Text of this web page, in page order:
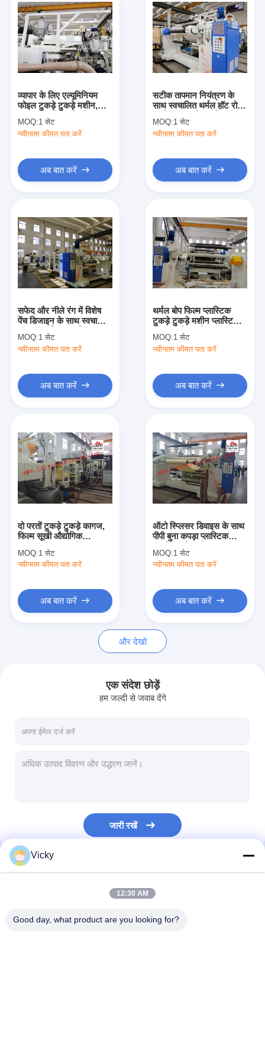
उत्पादों
हमारे बारे में
कारखाना भ्रमण
संपर्क करें
बाहर निकालना कोटिंग फाड़ना मशीन
एक्सट्रूज़न लैमिनेटिंग मशीन
फिल्म laminating मशीन
प्लास्टिक फाड़ना मशीन
एक्सट्रूज़न कोटिंग मशीन
पेपर कोटिंग मशीन
डबल पक्षीय Laminating मशीन
पिघल उड़ा कपड़ा मशीन
व्यापार के लिए एल्यूमिनियम
फोइल टुकड़े टुकड़े मशीन,
380V टुकड़े टुकड़े शीट
रोलिंग मशीन
MOQ:1 सेट
नवीनतम कीमत पता करें
अब बात करें
सटीक तापमान नियंत्रण के
साथ स्वचालित थर्मल हॉट रोल
प्लास्टिक टुकड़े टुकड़े मशीन
MOQ:1 सेट
नवीनतम कीमत पता करें
अब बात करें
सफेद और नीले रंग में विशेष
पेंच डिजाइन के साथ स्वचालित
उच्च प्रदर्शन बाहर निकालना
प्लास्टिक फाड़ना मशीन
MOQ:1 सेट
नवीनतम कीमत पता करें
अब बात करें
थर्मल बोप फिल्म प्लास्टिक
टुकड़े टुकड़े मशीन प्लास्टिक
शीट टुकड़े टुकड़े मशीन
MOQ:1 सेट
नवीनतम कीमत पता करें
अब बात करें
दो परतों टुकड़े टुकड़े कागज,
फिल्म सूखी औद्योगिक
MOQ:1 सेट
नवीनतम कीमत पता करें
अब बात करें
ऑटो स्प्लिसर डिवाइस के साथ
पीपी बुना कपड़ा प्लास्टिक
MOQ:1 सेट
नवीनतम कीमत पता करें
अब बात करें
और देखो
एक संदेश छोड़ें
हम जल्दी से जवाब देंगे
जारी रखें
हमारी श्रेणियाँ
Vicky
12:30 AM
Good day, what product are you looking for?